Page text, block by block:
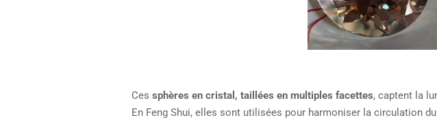
Ces sphères en cristal, taillées en multiples facettes, captent la
En Feng Shui, elles sont utilisées pour harmoniser la circulation